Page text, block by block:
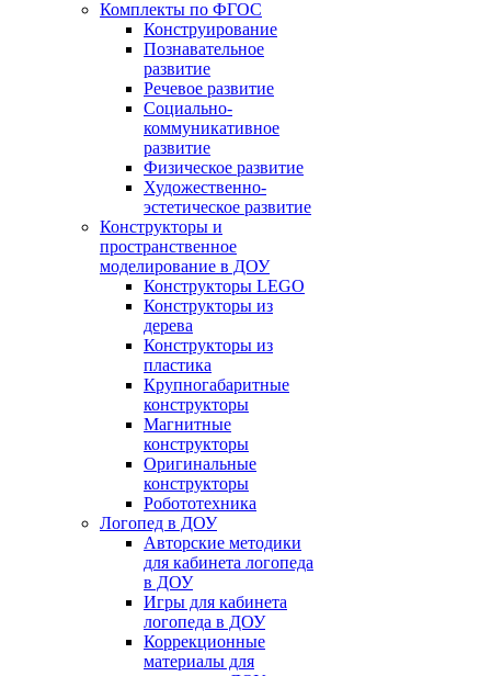
Комплекты по ФГОС
Конструирование
Познавательное
развитие
Речевое развитие
Социально-
коммуникативное
развитие
Физическое развитие
Художественно-
эстетическое развитие
Конструкторы и
пространственное
моделирование в ДОУ
Конструкторы LEGO
Конструкторы из
дерева
Конструкторы из
пластика
Крупногабаритные
конструкторы
Магнитные
конструкторы
Оригинальные
конструкторы
Робототехника
Логопед в ДОУ
Авторские методики
для кабинета логопеда
в ДОУ
Игры для кабинета
логопеда в ДОУ
Коррекционные
материалы для